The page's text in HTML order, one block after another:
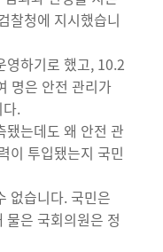
찰청에 지시했습니
영하기로 했고, 10.2
명은 안전 관리가
.
됐는데도 왜 안전 관
이 투입됐는지 국민
없습니다. 국민은
물은 국회의원은 정